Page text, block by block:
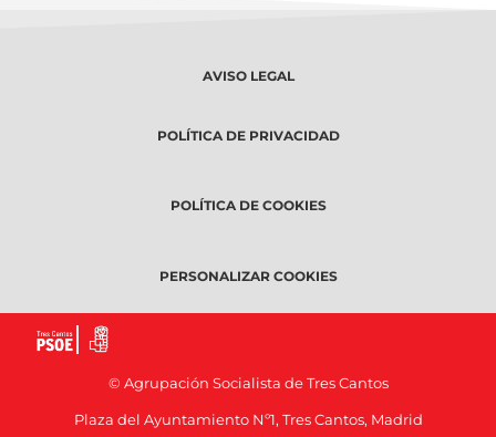
AVISO LEGAL
POLÍTICA DE PRIVACIDAD
POLÍTICA DE COOKIES
PERSONALIZAR COOKIES
© Agrupación Socialista de Tres Cantos
Plaza del Ayuntamiento Nº1, Tres Cantos, Madrid